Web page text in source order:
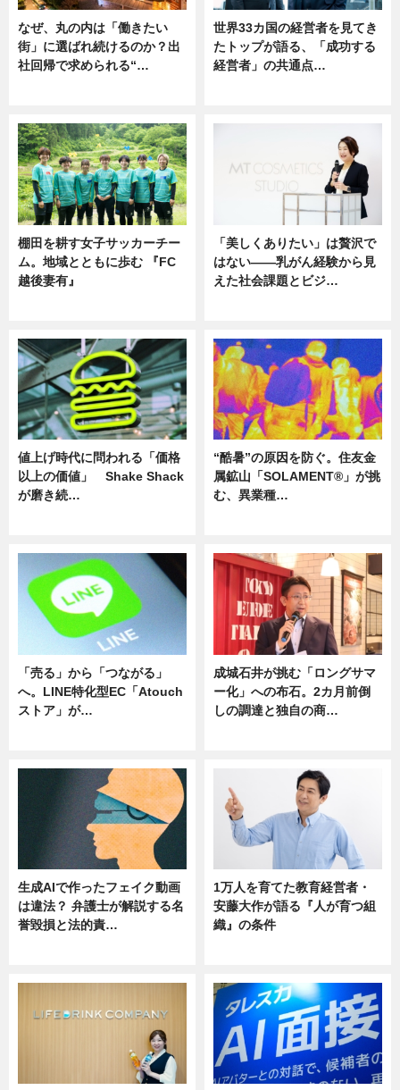
なぜ、丸の内は「働きたい
街」に選ばれ続けるのか？出
社回帰で求められる“…
世界33カ国の経営者を見てき
たトップが語る、「成功する
経営者」の共通点…
棚田を耕す女子サッカーチー
ム。地域とともに歩む 『FC
越後妻有』
「美しくありたい」は贅沢で
はない――乳がん経験から見
えた社会課題とビジ…
値上げ時代に問われる「価格
以上の価値」 Shake Shack
が磨き続…
“酷暑”の原因を防ぐ。住友金
属鉱山「SOLAMENT®」が挑
む、異業種…
「売る」から「つながる」
へ。LINE特化型EC「Atouch
ストア」が…
成城石井が挑む「ロングサマ
ー化」への布石。2カ月前倒
しの調達と独自の商…
生成AIで作ったフェイク動画
は違法？ 弁護士が解説する名
誉毀損と法的責…
1万人を育てた教育経営者・
安藤大作が語る『人が育つ組
織』の条件